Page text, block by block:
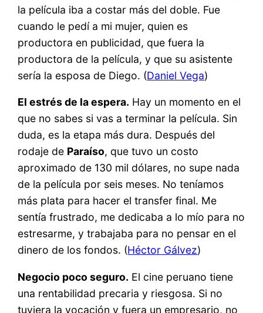
la película iba a costar más del doble. Fue
cuando le pedí a mi mujer, quien es
productora en publicidad, que fuera la
productora de la película, y que su asistente
sería la esposa de Diego. (Daniel Vega)
El estrés de la espera. Hay un momento en el
que no sabes si vas a terminar la película. Sin
duda, es la etapa más dura. Después del
rodaje de Paraíso, que tuvo un costo
aproximado de 130 mil dólares, no supe nada
de la película por seis meses. No teníamos
más plata para hacer el transfer final. Me
sentía frustrado, me dedicaba a lo mío para no
estresarme, y trabajaba para no pensar en el
dinero de los fondos. (Héctor Gálvez)
Negocio poco seguro. El cine peruano tiene
una rentabilidad precaria y riesgosa. Si no
tuviera la vocación y fuera un empresario, no